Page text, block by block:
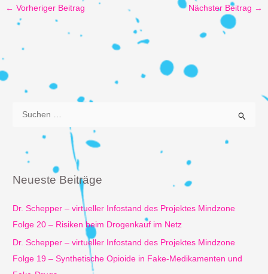
← Vorheriger Beitrag Nächster Beitrag →
e
n
a
c
h
:
Neueste Beiträge
Dr. Schepper – virtueller Infostand des Projektes Mindzone
Folge 20 – Risiken beim Drogenkauf im Netz
Dr. Schepper – virtueller Infostand des Projektes Mindzone
Folge 19 – Synthetische Opioide in Fake-Medikamenten und